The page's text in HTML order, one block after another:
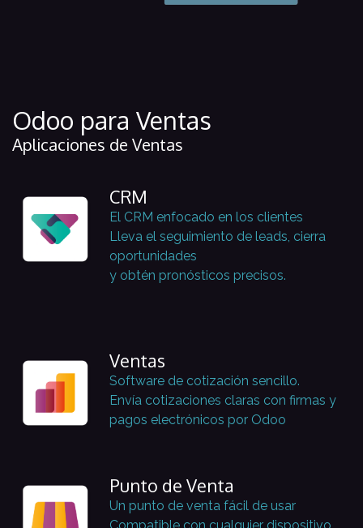
Odoo para Ventas
Aplicaciones de Ventas
CRM
El CRM enfocado en los clientes
Lleva el seguimiento de leads, cierra
oportunidades
y obtén pronósticos precisos.
Ventas
Software de cotización sencillo.
Envía cotizaciones claras con firmas y
pagos electrónicos por Odoo
Punto de Venta
Un punto de venta fácil de usar